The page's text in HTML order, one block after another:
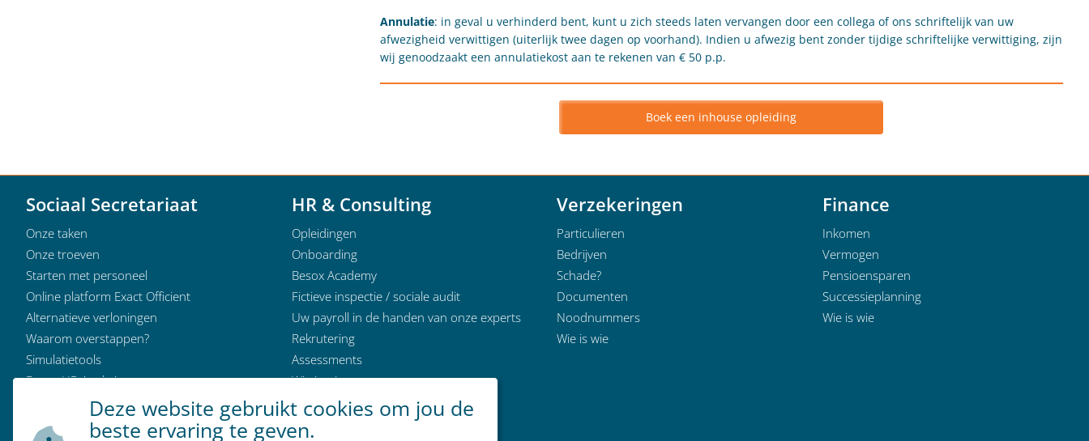
Annulatie: in geval u verhinderd bent, kunt u zich steeds laten vervangen door een collega of ons schriftelijk van uw
afwezigheid verwittigen (uiterlijk twee dagen op voorhand). Indien u afwezig bent zonder tijdige schriftelijke verwittiging, zijn
wij genoodzaakt een annulatiekost aan te rekenen van € 50 p.p.
Boek een inhouse opleiding
Sociaal Secretariaat
Onze taken
Onze troeven
Starten met personeel
Online platform Exact Officient
Alternatieve verloningen
Waarom overstappen?
Simulatietools
Besox HR Analytics
Klantervaringen
Modeldocumenten
HR & Consulting
Opleidingen
Onboarding
Besox Academy
Fictieve inspectie / sociale audit
Uw payroll in de handen van onze experts
Rekrutering
Assessments
Wie is wie
Verzekeringen
Particulieren
Bedrijven
Schade?
Documenten
Noodnummers
Wie is wie
Finance
Inkomen
Vermogen
Pensioensparen
Successieplanning
Wie is wie
Deze website gebruikt cookies om jou de
beste ervaring te geven.